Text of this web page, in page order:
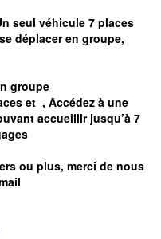
seul véhicule 7 places
déplacer en groupe,
groupe
et , Accédez à une
accueillir jusqu’à 7
ou plus, merci de nous